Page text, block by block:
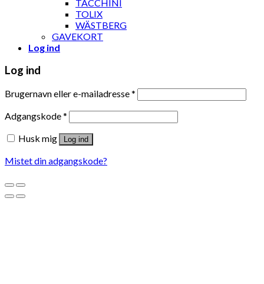
TACCHINI
TOLIX
WÄSTBERG
GAVEKORT
Log ind
Log ind
Brugernavn eller e-mailadresse*
Adgangskode*
Husk mig
Log ind
Mistet din adgangskode?